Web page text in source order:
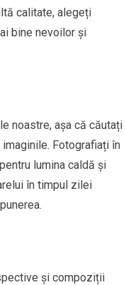
calitate, alegeți
bine nevoilor și
noastre, așa că căutați
Fotografiați în
lumina caldă și
în timpul zilei
și compoziții